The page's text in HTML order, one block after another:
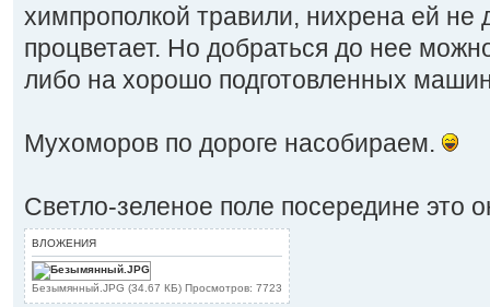
химпрополкой травили, нихрена ей не
процветает. Но добраться до нее
либо на хорошо подготовленных
Мухоморов по дороге насобираем.
Светло-зеленое поле посередине это
ВЛОЖЕНИЯ
Безымянный.JPG (34.67 КБ) Просмотров: 7723